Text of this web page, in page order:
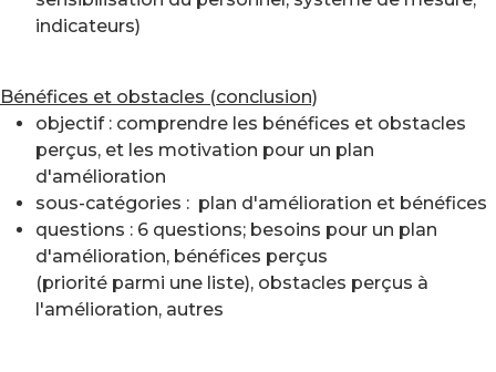
indicateurs)
Bénéfices et obstacles (conclusion)
objectif : comprendre les bénéfices et obstacles
perçus, et les motivation pour un plan
d'amélioration
sous-catégories : plan d'amélioration et bénéfices
questions : 6 questions; besoins pour un plan
d'amélioration, bénéfices perçus
(priorité parmi une liste), obstacles perçus à
l'amélioration, autres